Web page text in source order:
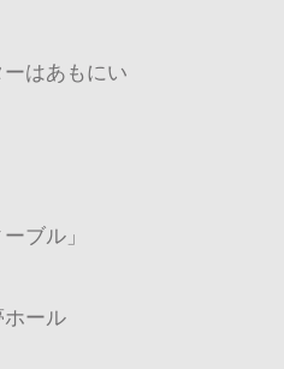
はあもにい
ブル」
ール